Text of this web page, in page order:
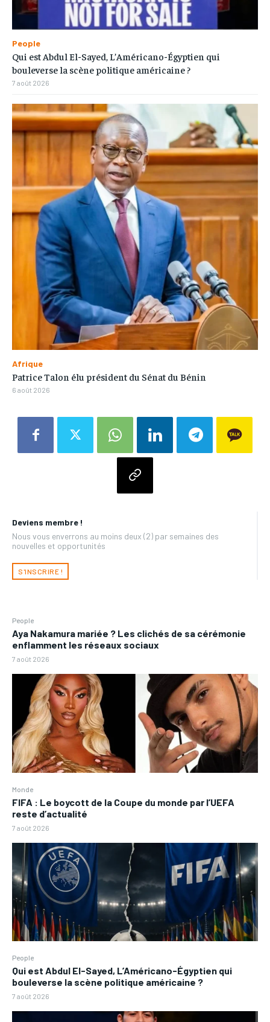
Deviens membre !
Nous vous enverrons au moins deux (2) par semaines des
nouvelles et opportunités
S'INSCRIRE !
People
Aya Nakamura mariée ? Les clichés de sa cérémonie
enflamment les réseaux sociaux
7 août 2026
Monde
FIFA : Le boycott de la Coupe du monde par l’UEFA
reste d’actualité
7 août 2026
People
Qui est Abdul El-Sayed, L’Américano-Égyptien qui
bouleverse la scène politique américaine ?
7 août 2026
People
Qui est Abdul El-Sayed, L’Américano-Égyptien qui
bouleverse la scène politique américaine ?
7 août 2026
Afrique
Patrice Talon élu président du Sénat du Bénin
6 août 2026